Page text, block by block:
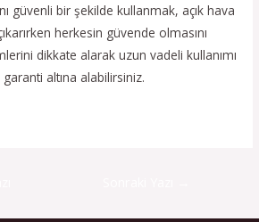
güvenli bir şekilde kullanmak, açık hava
herkesin güvende olmasını
dikkate alarak uzun vadeli kullanımı
altına alabilirsiniz.